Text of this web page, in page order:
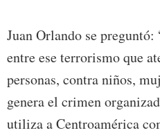
Juan Orlando se
entre ese terrorismo que
personas, contra niños,
genera el crimen
utiliza a Centroamérica